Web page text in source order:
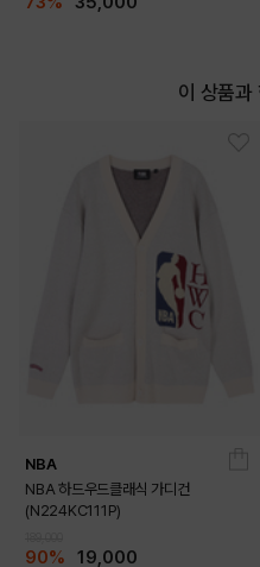
이 상품과
NBA
NBA 하드우드클래식 가디건
(N224KC111P)
90% 19,000